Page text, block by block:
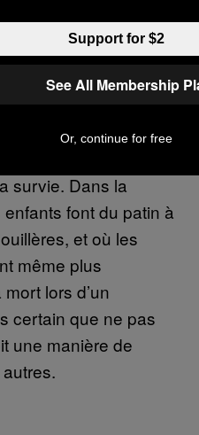
cause : une
qu’elle pourrait
et qui pourrait
par la sélection
où ces
un
survie. Dans la
font du patin à
et où les
même plus
lors d’un
certain que ne pas
une manière de
Support for $2
See All Membership
Or, continue for free